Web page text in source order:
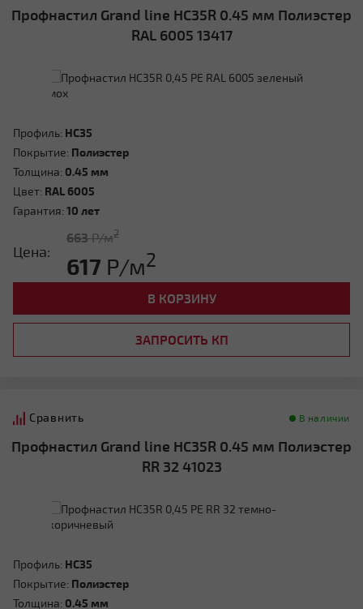
Профнастил Grand line HC35R 0.45 мм Полиэстер
RAL 6005 13417
Профиль: HC35
Покрытие: Полиэстер
Толщина: 0.45 мм
Цвет: RAL 6005
Гарантия: 10 лет
Цена:
663Р/м2
617 Р/м2
В КОРЗИНУ
ЗАПРОСИТЬ КП
Сравнить В наличии
Профнастил Grand line HC35R 0.45 мм Полиэстер
RR 32 41023
Профиль: HC35
Покрытие: Полиэстер
Толщина: 0.45 мм